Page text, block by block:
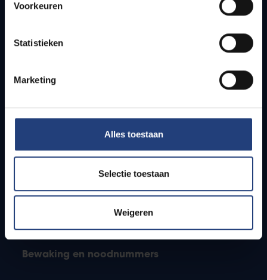
Voorkeuren
Statistieken
Marketing
Alles toestaan
Selectie toestaan
Weigeren
Bereikbaarheid
Studenten
PhD-studenten
Leerkrachten en secundaire scholen
Bewaking en noodnummers